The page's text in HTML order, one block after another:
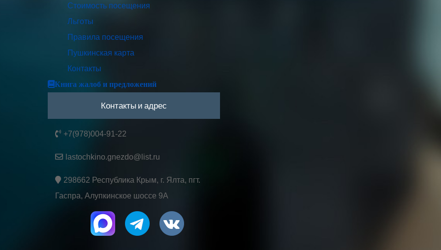
Стоимость посещения
Льготы
Правила посещения
Пушкинская карта
Контакты
Книга жалоб и предложений
Контакты и адрес
+7(978)004-91-22
lastochkino.gnezdo@list.ru
298662 Республика Крым, г. Ялта, пгт.
Гаспра, Алупкинское шоссе 9А